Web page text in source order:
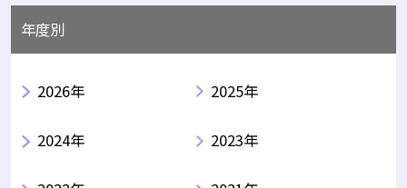
年度別
2026年 2025年
2024年 2023年